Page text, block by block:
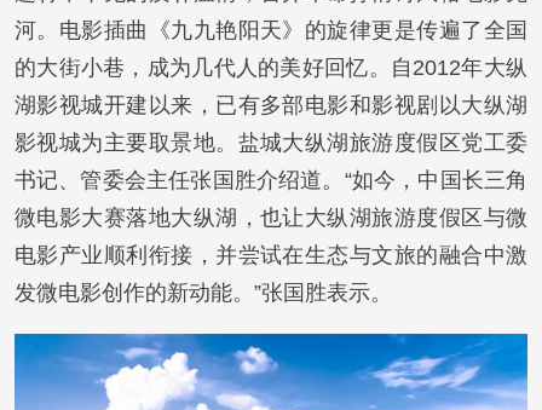
河。电影插曲《九九艳阳天》的旋律更是传遍了全国
的大街小巷，成为几代人的美好回忆。自2012年大纵
湖影视城开建以来，已有多部电影和影视剧以大纵湖
影视城为主要取景地。盐城大纵湖旅游度假区党工委
书记、管委会主任张国胜介绍道。“如今，中国长三角
微电影大赛落地大纵湖，也让大纵湖旅游度假区与微
电影产业顺利衔接，并尝试在生态与文旅的融合中激
发微电影创作的新动能。”张国胜表示。